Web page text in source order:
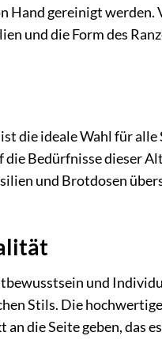
Hand gereinigt
und die Form des
die ideale Wahl für
Bedürfnisse dieser
und Brotdosen
und
Stils. Die
die Seite geben, das